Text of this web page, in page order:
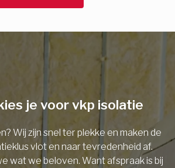
je voor vkp isolatie
Wij zijn snel ter plekke en maken de
vlot en naar tevredenheid af.
wat we beloven. Want afspraak is bij